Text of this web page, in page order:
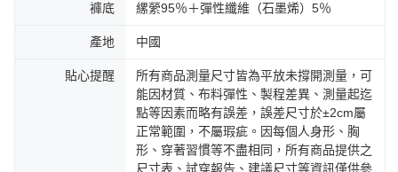
褲底 縲縈95％＋彈性纖維（石墨烯）5％
產地 中國
貼心提醒
所有商品測量尺寸皆為平放未撐開測量，可
能因材質、布料彈性、製程差異、測量起迄
點等因素而略有誤差，誤差尺寸於±2cm屬
正常範圍，不屬瑕疵。因每個人身形、胸
形、穿著習慣等不盡相同，所有商品提供之
尺寸表、試穿報告、建議尺寸等資訊僅供參